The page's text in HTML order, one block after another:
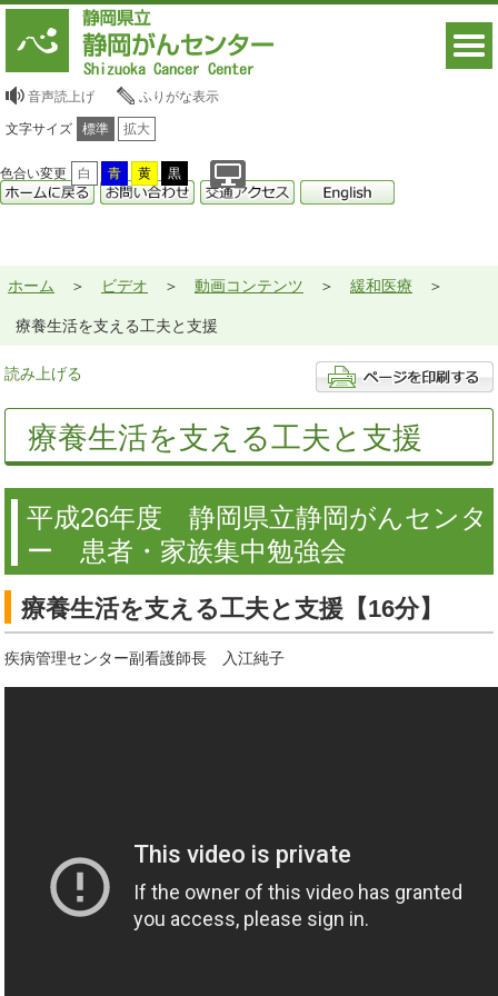
音声読上げ ふりがな表示
文字サイズ 標準 拡大
色合い変更 白 青 黄 黒
ホーム ビデオ 動画コンテンツ 緩和医療
療養生活を支える工夫と支援
読み上げる
療養生活を支える工夫と支援
平成26年度 静岡県立静岡がんセンタ
ー 患者・家族集中勉強会
療養生活を支える工夫と支援【16分】
疾病管理センター副看護師長 入江純子